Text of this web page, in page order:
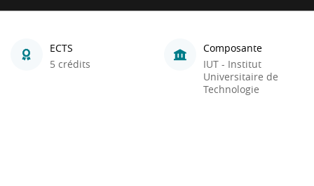
ECTS
5 crédits
Composante
IUT - Institut
Universitaire de
Technologie